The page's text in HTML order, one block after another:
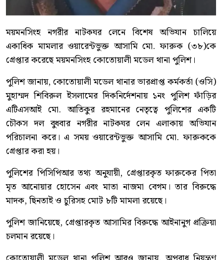
ময়মনসিংহ নগরীর নাটকঘর লেনে বিশেষ অভিযান চালিয়ে
একাধিক মামলার ওয়ারেন্টভুক্ত আসামি মো. ফারুক (৩৮)কে
গ্রেপ্তার করেছে ময়মনসিংহ কোতোয়ালী মডেল থানা পুলিশ।
পুলিশ জানায়, কোতোয়ালী মডেল থানার ভারপ্রাপ্ত কর্মকর্তা (ওসি)
মুহাম্মদ শিবিরুল ইসলামের দিকনির্দেশনায় ১নং পুলিশ ফাঁড়ির
এটিএসআই মো. আতিকুর রহমানের নেতৃত্বে পুলিশের একটি
চৌকস দল বুধবার নগরীর নাটকঘর লেন এলাকায় অভিযান
পরিচালনা করে। এ সময় ওয়ারেন্টভুক্ত আসামি মো. ফারুককে
গ্রেপ্তার করা হয়।
পুলিশের পিসিপিআর তথ্য অনুযায়ী, গ্রেপ্তারকৃত ফারুকের পিতা
মৃত আনোয়ার হোসেন এবং মাতা নাজমা বেগম। তার বিরুদ্ধে
মাদক, ছিনতাই ও চুরিসহ মোট ৮টি মামলা রয়েছে।
পুলিশ জানিয়েছে, গ্রেপ্তারকৃত আসামির বিরুদ্ধে আইনানুগ প্রক্রিয়া
চলমান রয়েছে।